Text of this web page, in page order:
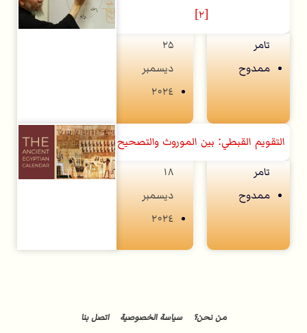
[٢]
تامر
ممدوح
۲۵
ديسمبر
۲۰۲٤
التقويم القبطي: بين الموروث والتصحيح
تامر
ممدوح
۱۸
ديسمبر
۲۰۲٤
من نحن؟ سياسة الخصوصية اتصل بنا